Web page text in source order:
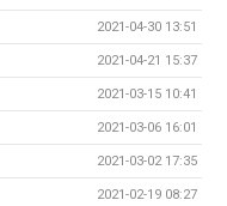
2021-04-30 13:51
2021-04-21 15:37
2021-03-15 10:41
2021-03-06 16:01
2021-03-02 17:35
2021-02-19 08:27